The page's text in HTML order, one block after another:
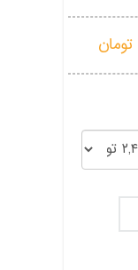
تومان